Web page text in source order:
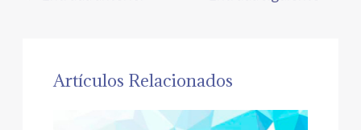
Artículos Relacionados